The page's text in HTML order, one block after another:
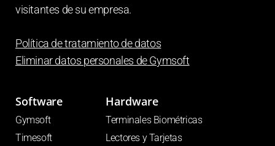
visitantes de su empresa.
Política de tratamiento de datos
Eliminar datos personales deGymsoft
Software
Gymsoft
Timesoft
Hardware
Terminales Biométricas
Lectores y Tarjetas